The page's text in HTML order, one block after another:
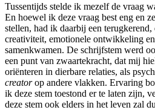
Tussentijds stelde ik mezelf de vraag
En hoewel ik deze vraag best eng en
stellen, had ik daarbij een
creativiteit, emotionele ontwikkeling
samenkwamen. De schrijfstem werd
een punt van zwaartekracht, dat mij
oriënteren in dierbare relaties, als
creatorop andere vlakken. Ervaring
ik deze stem toestond er te laten zijn,
deze stem ook elders in het leven zal